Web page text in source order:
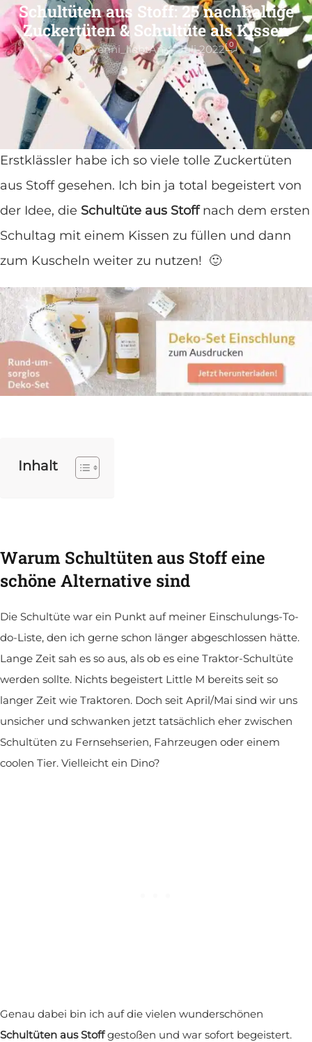
Schultüten aus Stoff: 25 nachhaltige
Zuckertüten & Schultüte als Kissen
Svenni_liebtAn 4. Juli 2022 0
Bald ist es so weit: Wir feiern Einschulung. Und
ganz viele andere Kinder ja auch. 🙂
Auf der Suche nach einer schönen Schultüte für
Erstklässler habe ich so viele tolle Zuckertüten
aus Stoff gesehen. Ich bin ja total begeistert von
der Idee, die Schultüte aus Stoffnach dem ersten
Schultag mit einem Kissen zu füllen und dann
zum Kuscheln weiter zu nutzen! 🙂
Inhalt
Warum Schultüten aus Stoff eine
schöne Alternative sind
Die Schultüte war ein Punkt auf meiner Einschulungs-To-
do-Liste, den ich gerne schon länger abgeschlossen hätte.
Lange Zeit sah es so aus, als ob es eine Traktor-Schultüte
werden sollte. Nichts begeistert Little M bereits seit so
langer Zeit wie Traktoren. Doch seit April/Mai sind wir uns
unsicher und schwanken jetzt tatsächlich eher zwischen
Schultüten zu Fernsehserien, Fahrzeugen oder einem
coolen Tier. Vielleicht ein Dino?
Genau dabei bin ich auf die vielen wunderschönen
Schultüten aus Stoffgestoßen und war sofort begeistert.